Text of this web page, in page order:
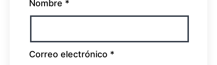
Nombre *
Correo electrónico *